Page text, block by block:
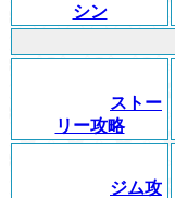
シン
ストー
リー攻略
ジム攻